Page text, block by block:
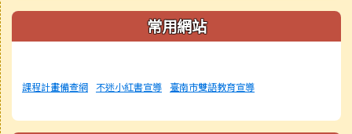
常用網站
課程計畫備查網 不迷小紅書宣導 臺南市雙語教育宣導